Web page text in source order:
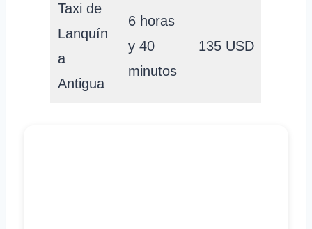
Taxi de
Lanquín
a
Antigua
6 horas
y 40
minutos
135 USD